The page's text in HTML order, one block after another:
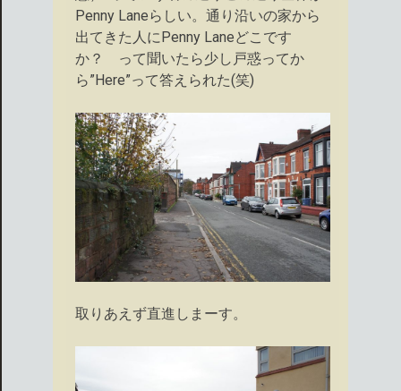
Penny Laneらしい。通り沿いの家から
出てきた人にPenny Laneどこです
か？ って聞いたら少し戸惑ってか
ら”Here”って答えられた(笑)
取りあえず直進しまーす。